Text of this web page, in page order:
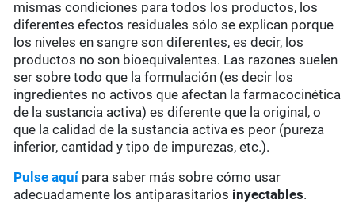
mismas condiciones para todos los productos, los
diferentes efectos residuales sólo se explican porque
los niveles en sangre son diferentes, es decir, los
productos no son bioequivalentes. Las razones suelen
ser sobre todo que la formulación (es decir los
ingredientes no activos que afectan la farmacocinética
de la sustancia activa) es diferente que la original, o
que la calidad de la sustancia activa es peor (pureza
inferior, cantidad y tipo de impurezas, etc.).
Pulse aquípara saber más sobre cómo usar
adecuadamente los antiparasitarios inyectables.